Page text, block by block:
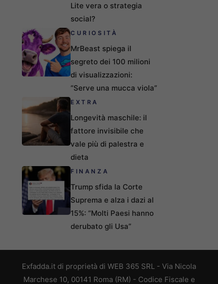
Lite vera o strategia
social?
CURIOSITÀ
MrBeast spiega il
segreto dei 100 milioni
di visualizzazioni:
“Serve una mucca viola”
EXTRA
Longevità maschile: il
fattore invisibile che
vale più di palestra e
dieta
FINANZA
Trump sfida la Corte
Suprema e alza i dazi al
15%: “Molti Paesi hanno
derubato gli Usa”
Exfadda.it di proprietà di WEB 365 SRL - Via Nicola
Marchese 10, 00141 Roma (RM) - Codice Fiscale e